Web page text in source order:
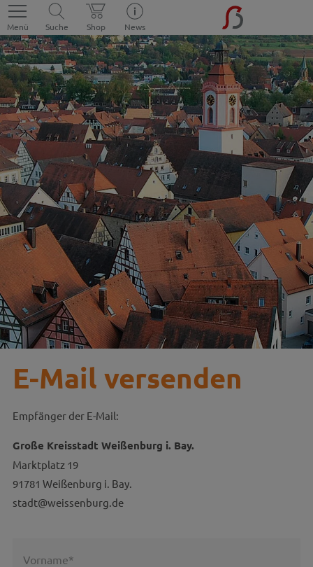
Menü Suche Shop News
E-Mail versenden
Empfänger der E-Mail:
Große Kreisstadt Weißenburg i. Bay.
Marktplatz 19
91781 Weißenburg i. Bay.
stadt@weissenburg.de
Vorname*